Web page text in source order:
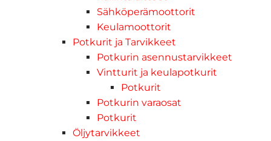
Sähköperämoottorit
Keulamoottorit
Potkurit ja Tarvikkeet
Potkurin asennustarvikkeet
Vintturit ja keulapotkurit
Potkurit
Potkurin varaosat
Potkurit
Öljytarvikkeet